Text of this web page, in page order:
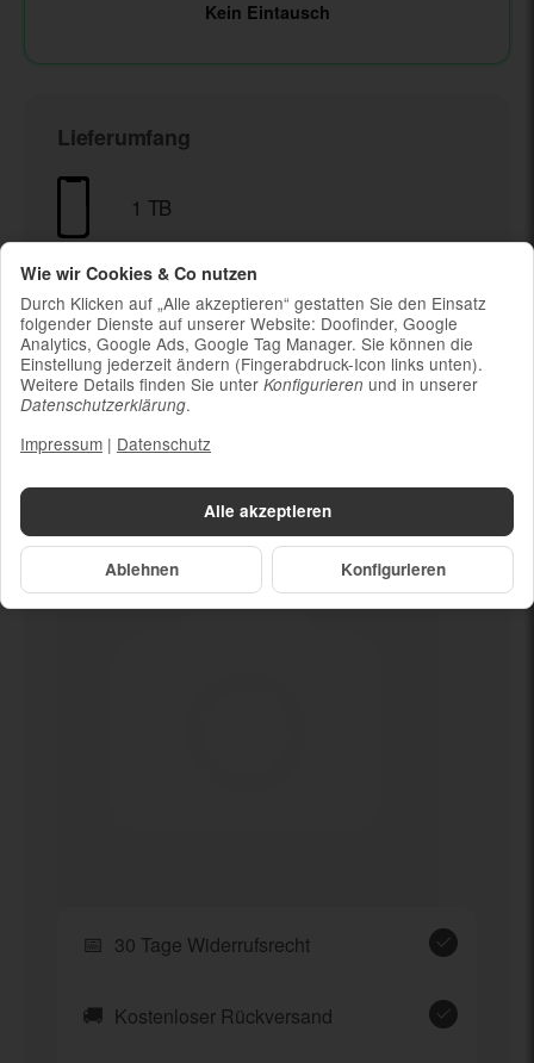
Kein Eintausch
Lieferumfang
1 TB
Ladekabel (ohne Ladestecker)
Um die Nachhaltigkeit zu unterstützen und
weil die meisten neueren Smartphones
kabelloses Laden ermöglichen, ist kein
Ladestecker im Lieferumfang enthalten
Dein neues1 TB
📅 30 Tage Widerrufsrecht
🚚 Kostenloser Rückversand
Alle akzeptieren
Ablehnen Konfigurieren
Wie wir Cookies & Co nutzen
Durch Klicken auf „Alle akzeptieren“ gestatten Sie den Einsatz
folgender Dienste auf unserer Website: Doofinder, Google
Analytics, Google Ads, Google Tag Manager. Sie können die
Einstellung jederzeit ändern (Fingerabdruck-Icon links unten).
Weitere Details finden Sie unter Konfigurieren und in unserer
Datenschutzerklärung.
Impressum | Datenschutz